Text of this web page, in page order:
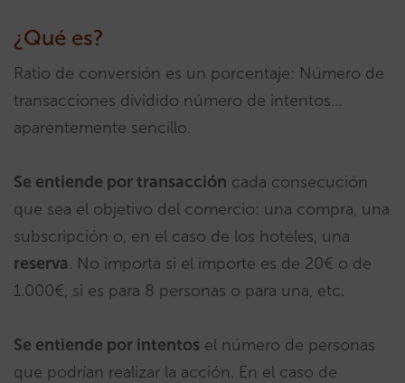
¿Qué es?
Ratio de conversión es un porcentaje: Número de
transacciones dividido número de intentos…
aparentemente sencillo.
Se entiende por transacción cada consecución
que sea el objetivo del comercio: una compra, una
subscripción o, en el caso de los hoteles, una
reserva. No importa si el importe es de 20€ o de
1.000€, si es para 8 personas o para una, etc.
Se entiende por intentos el número de personas
que podrían realizar la acción. En el caso de